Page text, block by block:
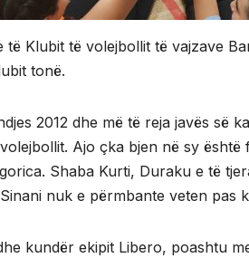
të Klubit të volejbollit të vajzave
tonë.
2012 dhe më të reja javës së
Ajo çka bjen në sy
Shaba Kurti, Duraku e të
nuk e përmbante veten pas
kundër ekipit Libero, poashtu